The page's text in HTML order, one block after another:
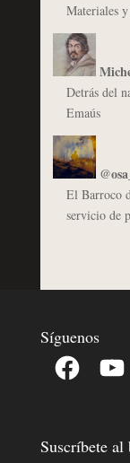
Materiales
Detrás del
Emaús
El Barroco
servicio de
Síguenos
Facebook
Suscríbete